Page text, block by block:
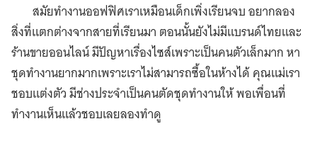
สมัยทำงานออฟฟิศเราเหมือนเด็กเพิ่งเรียนจบ อยากลอง
สิ่งที่แตกต่างจากสายที่เรียนมา ตอนนั้นยังไม่มีแบรนด์ไทยและ
ร้านขายออนไลน์ มีปัญหาเรื่องไซส์เพราะเป็นคนตัวเล็กมาก หา
ชุดทำงานยากมากเพราะเราไม่สามารถซื้อในห้างได้ คุณแม่เรา
ชอบแต่งตัว มีช่างประจำเป็นคนตัดชุดทำงานให้ พอเพื่อนที่
ทำงานเห็นแล้วชอบเลยลองทำดู